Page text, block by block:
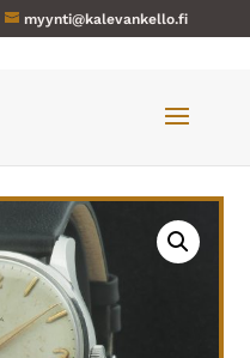
myynti@kalevankello.fi
/ Omega-939 vuodelta